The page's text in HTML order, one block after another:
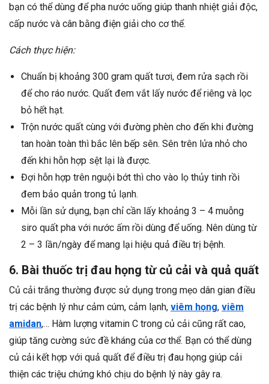
bạn có thể dùng để pha nước uống giúp thanh nhiệt giải độc,
cấp nước và cân bằng điện giải cho cơ thể.
Cách thực hiện:
Chuẩn bị khoảng 300 gram quất tươi, đem rửa sạch rồi
để cho ráo nước. Quất đem vắt lấy nước để riêng và lọc
bỏ hết hạt.
Trộn nước quất cùng với đường phèn cho đến khi đường
tan hoàn toàn thì bắc lên bếp sên. Sên trên lửa nhỏ cho
đến khi hỗn hợp sệt lại là được.
Đợi hỗn hợp trên nguội bớt thì cho vào lọ thủy tinh rồi
đem bảo quản trong tủ lạnh.
Mỗi lần sử dụng, bạn chỉ cần lấy khoảng 3 – 4 muỗng
siro quất pha với nước ấm rồi dùng để uống. Nên dùng từ
2 – 3 lần/ngày để mang lại hiệu quả điều trị bệnh.
6. Bài thuốc trị đau họng từ củ cải và quả quất
Củ cải trắng thường được sử dụng trong mẹo dân gian điều
trị các bệnh lý như cảm cúm, cảm lạnh, viêm họng, viêm
amidan,… Hàm lượng vitamin C trong củ cải cũng rất cao,
giúp tăng cường sức đề kháng của cơ thể. Bạn có thể dùng
củ cải kết hợp với quả quất để điều trị đau họng giúp cải
thiện các triệu chứng khó chịu do bệnh lý này gây ra.